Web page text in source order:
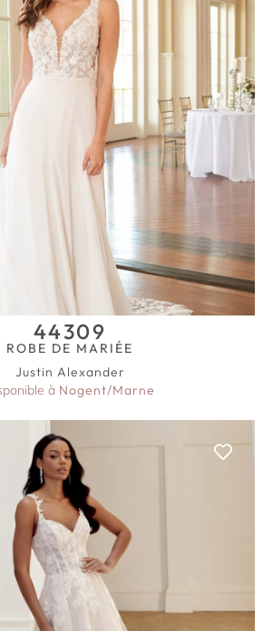
44309
ROBE DE MARIÉE
Justin Alexander
à Nogent/Marne